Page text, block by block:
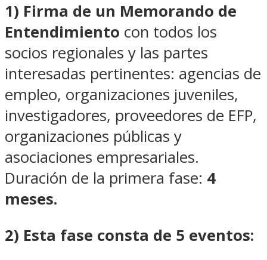
1) Firma de un Memorando de
Entendimiento con todos los
socios regionales y las partes
interesadas pertinentes: agencias de
empleo, organizaciones juveniles,
investigadores, proveedores de EFP,
organizaciones públicas y
asociaciones empresariales.
Duración de la primera fase: 4
meses.
2) Esta fase consta de 5 eventos: